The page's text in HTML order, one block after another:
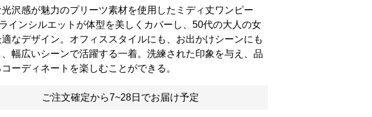
光沢感が魅力のプリーツ素材を使用したミディ丈ワンピー
インシルエットが体型を美しくカバーし、50代の大人の女
なデザイン。オフィススタイルにも、お出かけシーンにも
幅広いシーンで活躍する一着。洗練された印象を与え、品
ーディネートを楽しむことができる。
ご注文確定から7~28日でお届け予定